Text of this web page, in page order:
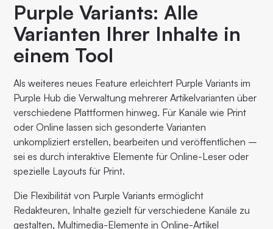
Purple Variants: Alle
Varianten Ihrer Inhalte in
einem Tool
Als weiteres neues Feature erleichtert Purple Variants im
Purple Hub die Verwaltung mehrerer Artikelvarianten über
verschiedene Plattformen hinweg. Für Kanäle wie Print
oder Online lassen sich gesonderte Varianten
unkompliziert erstellen, bearbeiten und veröffentlichen –
sei es durch interaktive Elemente für Online-Leser oder
spezielle Layouts für Print.
Die Flexibilität von Purple Variants ermöglicht
Redakteuren, Inhalte gezielt für verschiedene Kanäle zu
gestalten, Multimedia-Elemente in Online-Artikel